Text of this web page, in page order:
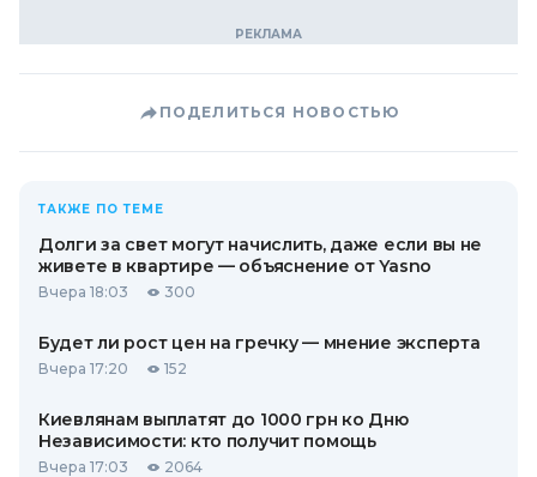
ПОДЕЛИТЬСЯ НОВОСТЬЮ
ТАКЖЕ ПО ТЕМЕ
Долги за свет могут начислить, даже если вы не
живете в квартире — объяснение от Yasno
Вчера 18:03 300
Будет ли рост цен на гречку — мнение эксперта
Вчера 17:20 152
Киевлянам выплатят до 1000 грн ко Дню
Независимости: кто получит помощь
Вчера 17:03 2064